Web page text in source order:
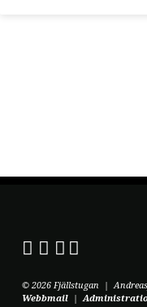
© 2026 Fjällstugan |
Webbmail|